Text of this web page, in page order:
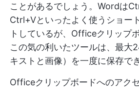
ことがあるでしょう。Wordは
Ctrl+Vといったよく使うショー
トしているが、Officeクリップ
この気の利いたツールは、最大
キストと画像）を一度に保存でき
Officeクリップボードへのアク